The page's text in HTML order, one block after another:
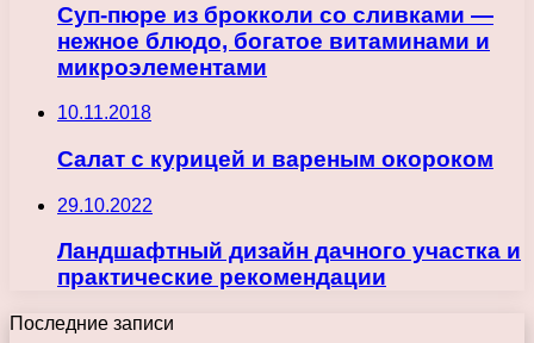
Суп-пюре из брокколи со сливками —
нежное блюдо, богатое витаминами и
микроэлементами
10.11.2018
Салат с курицей и вареным окороком
29.10.2022
Ландшафтный дизайн дачного участка и
практические рекомендации
Последние записи